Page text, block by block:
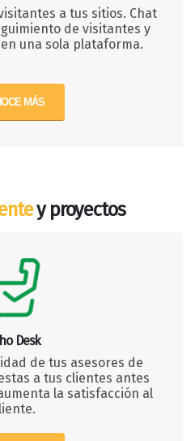
a tus sitios. Chat
de visitantes y
una sola plataforma.
MÁS
y proyectos
Desk
de tus asesores de
a tus clientes antes
la satisfacción al